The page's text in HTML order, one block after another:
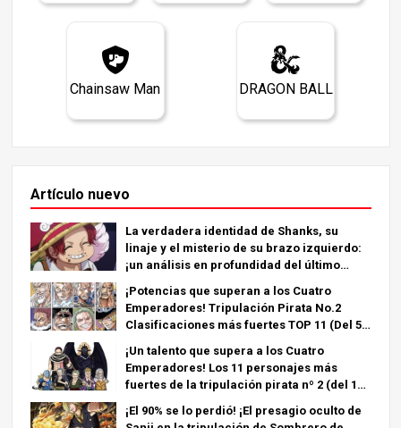
Chainsaw Man DRAGON BALL
Artículo nuevo
La verdadera identidad de Shanks, su
linaje y el misterio de su brazo izquierdo:
¡un análisis en profundidad del último
¡Potencias que superan a los Cuatro
Emperadores! Tripulación Pirata No.2
Clasificaciones más fuertes TOP 11 (Del 5º
¡Un talento que supera a los Cuatro
Emperadores! Los 11 personajes más
fuertes de la tripulación pirata nº 2 (del 11º
¡El 90% se lo perdió! ¡El presagio oculto de